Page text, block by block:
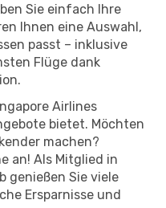
Sie einfach Ihre
Ihnen eine Auswahl,
passt – inklusive
Flüge dank
Airlines
bietet. Möchten
machen?
an! Als Mitglied in
genießen Sie viele
Ersparnisse und